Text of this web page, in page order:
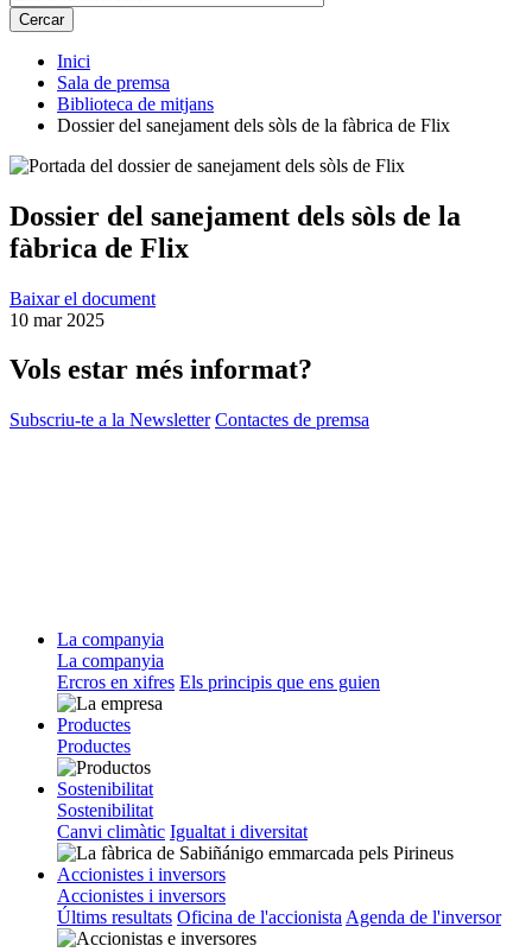
Inici
Sala de premsa
Biblioteca de mitjans
Dossier del sanejament dels sòls de la fàbrica de Flix
Dossier del sanejament dels sòls de la
fàbrica de Flix
Baixar el document
10 mar 2025
Vols estar més informat?
Subscriu-te a la Newsletter Contactes de premsa
La companyia
La companyia
Ercros en xifres Els principis que ens guien
Productes
Productes
Sostenibilitat
Sostenibilitat
Canvi climàtic Igualtat i diversitat
Accionistes i inversors
Accionistes i inversors
Últims resultats Oficina de l'accionista Agenda de l'inversor